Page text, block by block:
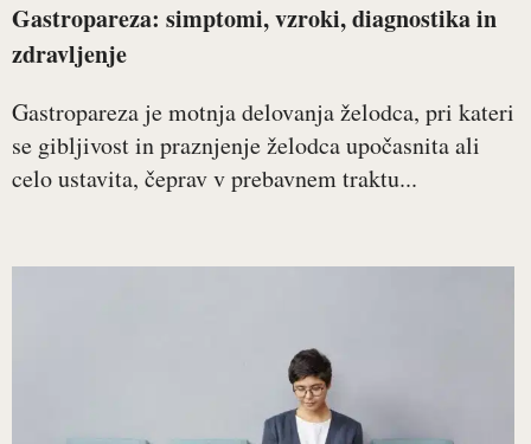
Gastropareza: simptomi, vzroki, diagnostika in
zdravljenje
Gastropareza je motnja delovanja želodca, pri kateri
se gibljivost in praznjenje želodca upočasnita ali
celo ustavita, čeprav v prebavnem traktu...